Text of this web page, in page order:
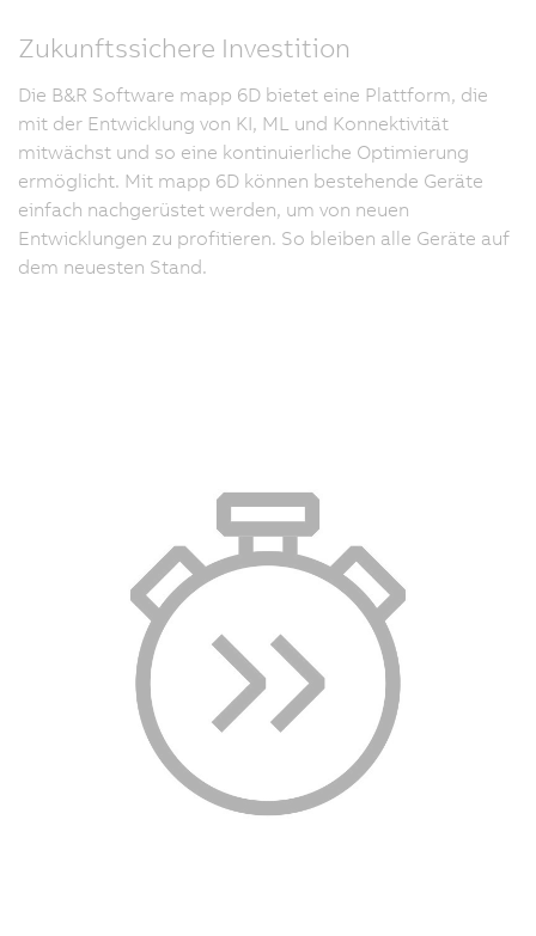
Zukunftssichere Investition
Die B&R Software mapp 6D bietet eine Plattform, die
mit der Entwicklung von KI, ML und Konnektivität
mitwächst und so eine kontinuierliche Optimierung
ermöglicht. Mit mapp 6D können bestehende Geräte
einfach nachgerüstet werden, um von neuen
Entwicklungen zu profitieren. So bleiben alle Geräte auf
dem neuesten Stand.